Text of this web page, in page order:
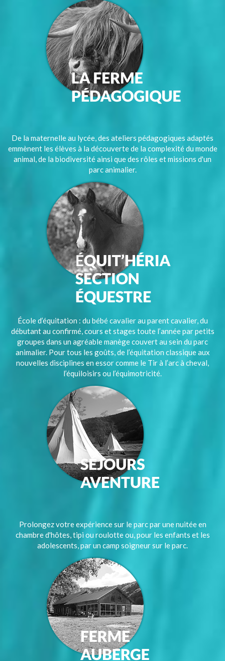
De la maternelle au lycée, des ateliers pédagogiques adaptés
emmènent les élèves à la découverte de la complexité du monde
animal, de la biodiversité ainsi que des rôles et missions d'un
parc animalier.
École d’équitation : du bébé cavalier au parent cavalier, du
débutant au confirmé, cours et stages toute l’année par petits
groupes dans un agréable manège couvert au sein du parc
animalier. Pour tous les goûts, de l’équitation classique aux
nouvelles disciplines en essor comme le Tir à l’arc à cheval,
l’équiloisirs ou l’équimotricité.
Prolongez votre expérience sur le parc par une nuitée en
chambre d'hôtes, tipi ou roulotte ou, pour les enfants et les
adolescents, par un camp soigneur sur le parc.